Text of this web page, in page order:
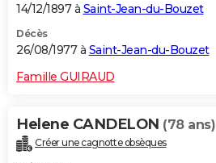
14/12/1897 à Saint-Jean-du-Bouzet
Décès
26/08/1977 à Saint-Jean-du-Bouzet
Famille GUIRAUD
Helene CANDELON (78 ans)
Créer une cagnotte obsèques